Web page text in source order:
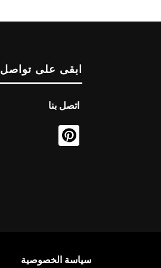
ابقى على تواصل
اتصل بنا
سياسة الخصوصية